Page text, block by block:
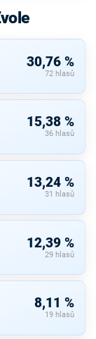
30,76 %
72 hlasů
15,38 %
36 hlasů
13,24 %
31 hlasů
12,39 %
29 hlasů
8,11 %
19 hlasů